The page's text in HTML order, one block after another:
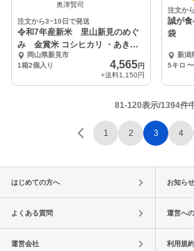
奥津賢司
注文から3~10日で発送
令和7年産新米 里山新見のめぐ
み 金賞米 コシヒカリ ・あきた
こまち
岡山県新見市
1箱2個入り
4,565円
+送料1,150円
注文か
誠が
袋
新潟
5キロ 〜
81-120表示/1394件
1 2 3 4
はじめての方へ お知らせ
よくある質問 運営へ
運営会社 利用規約